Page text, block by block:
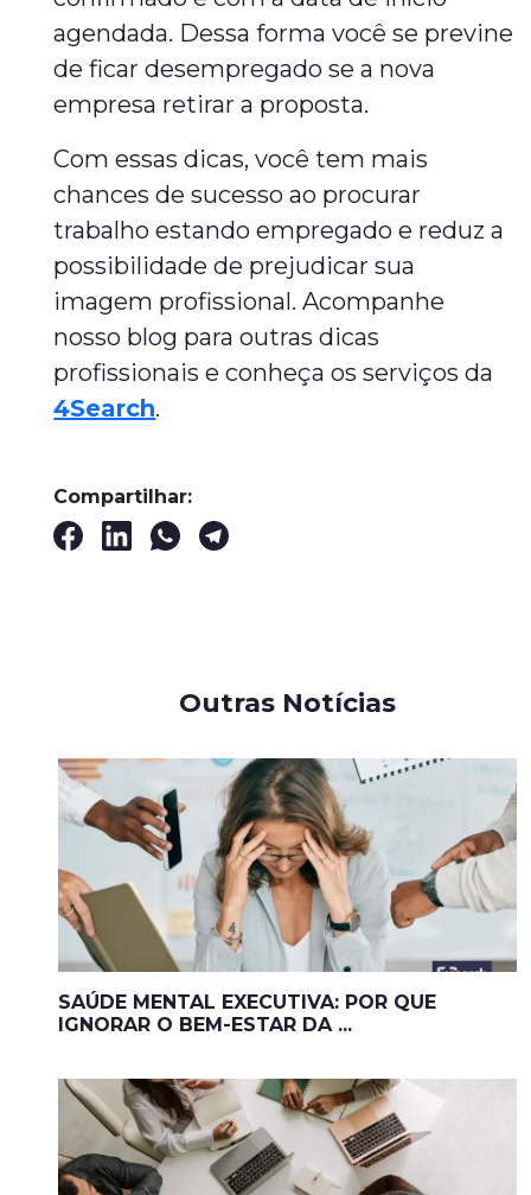
agendada. Dessa forma você se previne
de ficar desempregado se a nova
empresa retirar a proposta.
Com essas dicas, você tem mais
chances de sucesso ao procurar
trabalho estando empregado e reduz a
possibilidade de prejudicar sua
imagem profissional. Acompanhe
nosso blog para outras dicas
profissionais e conheça os serviços da
4Search.
Compartilhar:
Outras Notícias
SAÚDE MENTAL EXECUTIVA: POR QUE
IGNORAR O BEM-ESTAR DA ...